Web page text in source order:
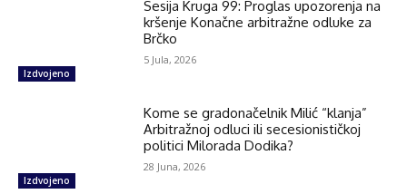
Izdvojeno
Sesija Kruga 99: Proglas upozorenja na
kršenje Konačne arbitražne odluke za
Brčko
5 Jula, 2026
Izdvojeno
Kome se gradonačelnik Milić “klanja”
Arbitražnoj odluci ili secesionističkoj
politici Milorada Dodika?
28 Juna, 2026